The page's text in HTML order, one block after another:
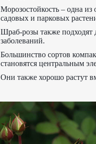
Морозостойкость – одна
садовых и парковых
Шраб-розы также подходят
заболеваний.
Большинство сортов
становятся центральным
Они также хорошо растут